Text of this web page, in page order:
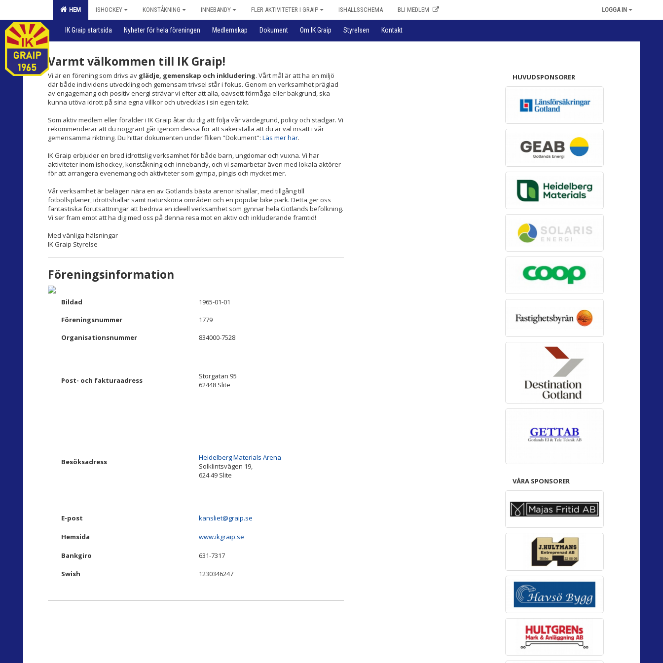
HEM ISHOCKEY KONSTÅKNING INNEBANDY FLER AKTIVITETER I GRAIP ISHALLSSCHEMA BLI MEDLEM LOGGA IN
IK Graip startsida Nyheter för hela föreningen Medlemskap Dokument Om IK Graip Styrelsen Kontakt
Varmt välkommen till IK Graip!
Vi är en förening som drivs av glädje, gemenskap och inkludering. Vårt mål är att ha en miljö
där både individens utveckling och gemensam trivsel står i fokus. Genom en verksamhet präglad
av engagemang och positiv energi strävar vi efter att alla, oavsett förmåga eller bakgrund, ska
kunna utöva idrott på sina egna villkor och utvecklas i sin egen takt.
Som aktiv medlem eller förälder i IK Graip åtar du dig att följa vår värdegrund, policy och stadgar. Vi
rekommenderar att du noggrant går igenom dessa för att säkerställa att du är väl insatt i vår
gemensamma riktning. Du hittar dokumenten under fliken "Dokument": Läs mer här.
IK Graip erbjuder en bred idrottslig verksamhet för både barn, ungdomar och vuxna. Vi har
aktiviteter inom ishockey, konståkning och innebandy, och vi samarbetar även med lokala aktörer
för att arrangera evenemang och aktiviteter som gympa, pingis och mycket mer.
Vår verksamhet är belägen nära en av Gotlands bästa arenor ishallar, med tillgång till
fotbollsplaner, idrottshallar samt natursköna områden och en populär bike park. Detta ger oss
fantastiska förutsättningar att bedriva en ideell verksamhet som gynnar hela Gotlands befolkning.
Vi ser fram emot att ha dig med oss på denna resa mot en aktiv och inkluderande framtid!
Med vänliga hälsningar
IK Graip Styrelse
Föreningsinformation
Bildad
1965-01-01
Föreningsnummer
1779
Organisationsnummer
834000-7528
Post- och fakturaadress
Storgatan 95
62448 Slite
Besöksadress
Heidelberg Materials Arena
Solklintsvägen 19,
624 49 Slite
E-post kansliet@graip.se
Hemsida www.ikgraip.se
Bankgiro 631-7317
Swish 1230346247
HUVUDSPONSORER
VÅRA SPONSORER